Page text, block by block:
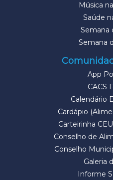
Música
Saúde
Semana
Semana
App
CACS
Calendário
Cardápio
Carteirinha
Conselho de
Conselho
Galeria
Informe